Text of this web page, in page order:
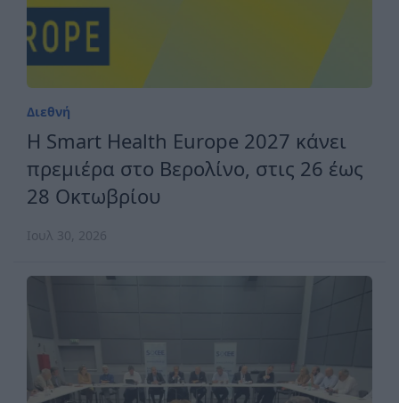
Διεθνή
H Smart Health Europe 2027 κάνει
πρεμιέρα στο Βερολίνο, στις 26 έως
28 Οκτωβρίου
Ιουλ 30, 2026